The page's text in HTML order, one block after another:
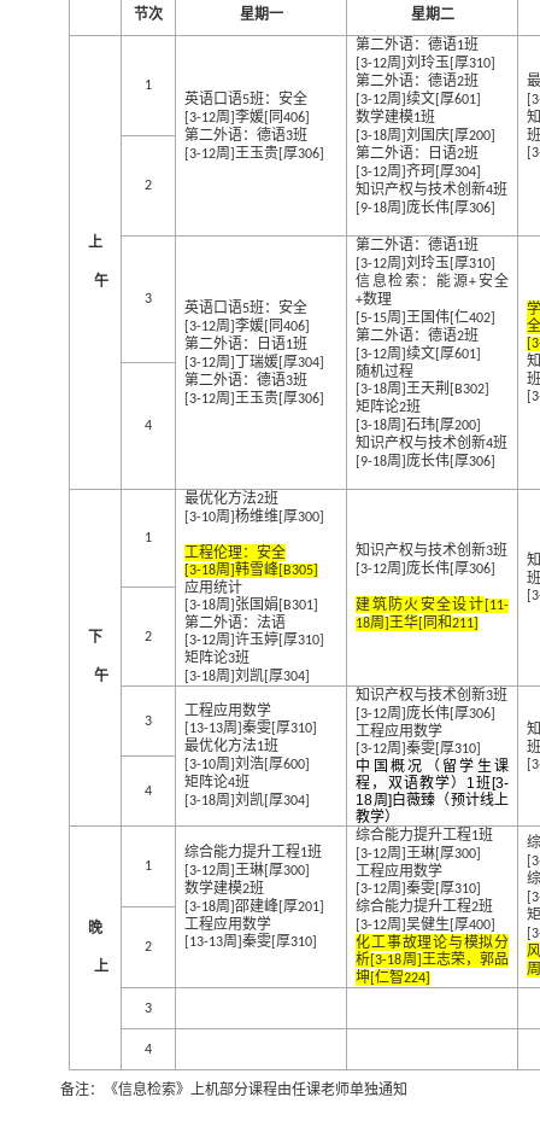
节次 星期一 星期二
上
午
1
英语口语5班：安全
[3-12周 ]李媛 同406]
第二外语：德语3班
[3-12周 ]王玉贵 [厚306]
第二外语：德语1班
[3-12周 刘玲玉 [厚310]
第二外语：德语2班
[3-12周 ]续文 [厚601]
数学建模1班
[3-18周 刘国庆 [厚200]
第二外语：日语2班
[3-12周 ]齐珂 [厚304]
知识产权与技术创新4班
[9-18周 ]庞长伟 [厚306]
2
3 英语口语5班：安全
[3-12周 ]李媛 同406]
第二外语：日语1班
[3-12周 丁瑞媛 [厚304]
第二外语：德语3班
[3-12周 ]王玉贵 [厚306]
第二外语：德语1班
[3-12周 刘玲玉 [厚310]
信息检索：能源+安全
+数理
[5-15周 ]王国伟 [仁402]
第二外语：德语2班
[3-12周 ]续文 [厚601]
随机过程
[3-18周 ]王天荆 [B302]
矩阵论2班
[3-18周 ]石玮 [厚200]
知识产权与技术创新4班
[9-18周 ]庞长伟 [厚306]
4
下
午
1
最优化方法2班
[3-10周 ]杨维维 [厚300]
工程伦理：安全
[3-18周 ]韩雪峰 [B305]
应用统计
[3-18周 张国娟 [B301]
第二外语：法语
[3-12周 ]许玉婷 [厚310]
矩阵论3班
[3-18周 刘凯 [厚304]
知识产权与技术创新3班
[3-12周 ]庞长伟 [厚306]
建筑防火安全设计 [11-
18周 ]王华 同和211]
2
3
工程应用数学
[13-13周 ]秦雯 [厚310]
最优化方法1班
[3-10周 刘浩 [厚600]
矩阵论4班
[3-18周 刘凯 [厚304]
知识产权与技术创新3班
[3-12周 ]庞长伟 [厚306]
工程应用数学
[3-12周 ]秦雯 [厚310]
中国概况（留学生课
程，双语教学） 1班 [3-
18周 ] 白薇臻（预计线上
教学）
4
晚
上
1
综合能力提升工程1班
[3-12周 ]王琳 [厚300]
数学建模2班
[3-18周 ]邵建峰 [厚201]
工程应用数学
[13-13周 ]秦雯 [厚310]
综合能力提升工程1班
[3-12周 ]王琳 [厚300]
工程应用数学
[3-12周 ]秦雯 [厚310]
综合能力提升工程2班
[3-12周 ]吴健生 [厚400]
化工事故理论与模拟分
析 [3-18周 王志荣，郭品
坤 [仁智224]
2
3
4
备注：《信息检索》上机部分课程由任课老师单独通知